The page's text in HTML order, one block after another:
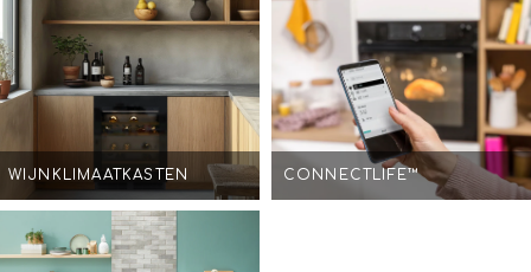
WIJNKLIMAATKASTEN CONNECTLIFE™